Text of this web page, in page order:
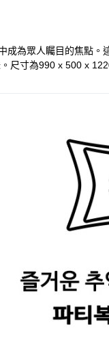
為眾人矚目的焦點
尺寸為990 x 500 x